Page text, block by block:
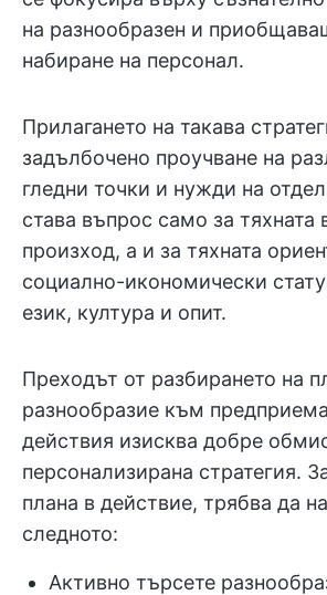
на разнообразен и
набиране на персонал.
Прилагането на такава
задълбочено проучване на
гледни точки и нужди на
става въпрос само за тяхната
произход, а и за тяхната
социално-икономически
език, култура и опит.
Преходът от разбирането на
разнообразие към
действия изисква добре
персонализирана стратегия.
плана в действие, трябва да
следното:
Активно търсете